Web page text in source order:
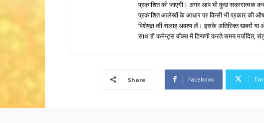
प्रकाशित की जाएगी। अगर आप भी कुछ सकारात्मक
प्रकाशित आलेखों के आधार पर किसी भी प्रकार की
विशेषज्ञ की सलाह अवश्य लें। इसके अतिरिक्त खबरों
साथ ही कमेन्ट्स बॉक्स में टिप्पणी करते समय मर्यादित,
Share Facebook